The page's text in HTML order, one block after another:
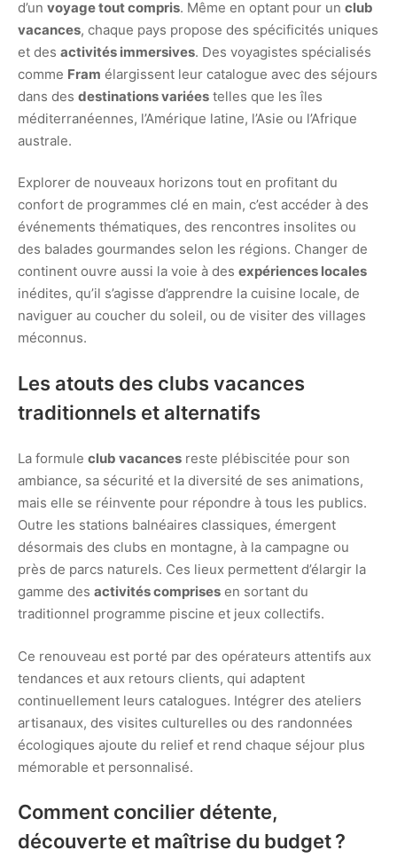
d’un voyage tout compris. Même en optant pour un club
vacances, chaque pays propose des spécificités uniques
et des activités immersives. Des voyagistes spécialisés
comme Fram élargissent leur catalogue avec des séjours
dans des destinations variées telles que les îles
méditerranéennes, l’Amérique latine, l’Asie ou l’Afrique
australe.
Explorer de nouveaux horizons tout en profitant du
confort de programmes clé en main, c’est accéder à des
événements thématiques, des rencontres insolites ou
des balades gourmandes selon les régions. Changer de
continent ouvre aussi la voie à des expériences locales
inédites, qu’il s’agisse d’apprendre la cuisine locale, de
naviguer au coucher du soleil, ou de visiter des villages
méconnus.
Les atouts des clubs vacances
traditionnels et alternatifs
La formule club vacances reste plébiscitée pour son
ambiance, sa sécurité et la diversité de ses animations,
mais elle se réinvente pour répondre à tous les publics.
Outre les stations balnéaires classiques, émergent
désormais des clubs en montagne, à la campagne ou
près de parcs naturels. Ces lieux permettent d’élargir la
gamme des activités comprises en sortant du
traditionnel programme piscine et jeux collectifs.
Ce renouveau est porté par des opérateurs attentifs aux
tendances et aux retours clients, qui adaptent
continuellement leurs catalogues. Intégrer des ateliers
artisanaux, des visites culturelles ou des randonnées
écologiques ajoute du relief et rend chaque séjour plus
mémorable et personnalisé.
Comment concilier détente,
découverte et maîtrise du budget ?